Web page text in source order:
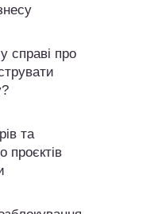
справі про
та
проєктів